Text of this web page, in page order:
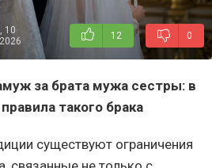
10
12 0
за брата мужа сестры: в
такого брака
существуют ограничения